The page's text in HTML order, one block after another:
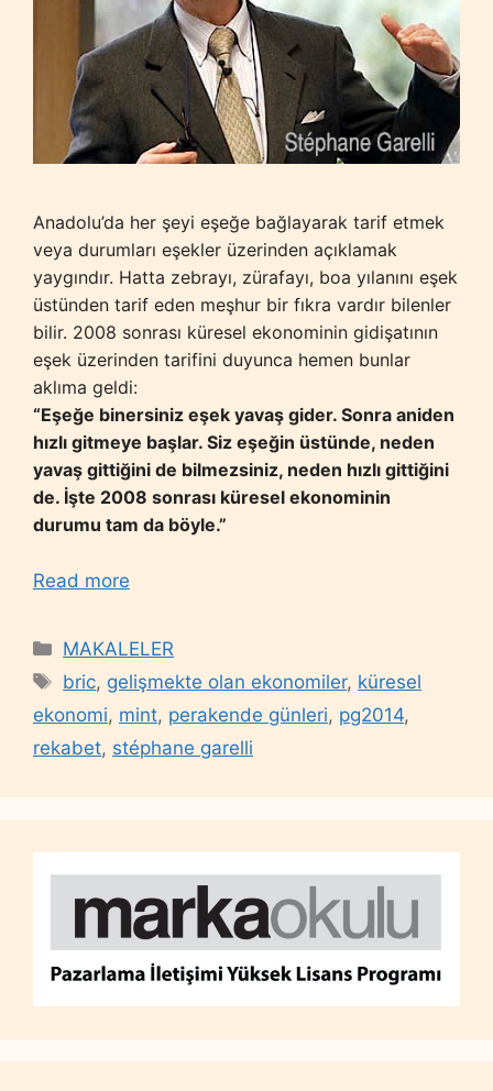
Anadolu’da her şeyi eşeğe bağlayarak tarif etmek
veya durumları eşekler üzerinden açıklamak
yaygındır. Hatta zebrayı, zürafayı, boa yılanını eşek
üstünden tarif eden meşhur bir fıkra vardır bilenler
bilir. 2008 sonrası küresel ekonominin gidişatının
eşek üzerinden tarifini duyunca hemen bunlar
aklıma geldi:
“Eşeğe binersiniz eşek yavaş gider. Sonra aniden
hızlı gitmeye başlar. Siz eşeğin üstünde, neden
yavaş gittiğini de bilmezsiniz, neden hızlı gittiğini
de. İşte 2008 sonrası küresel ekonominin
durumu tam da böyle.”
Read more
Categories
MAKALELER
Tags
bric, gelişmekte olan ekonomiler, küresel
ekonomi, mint, perakende günleri, pg2014,
rekabet, stéphane garelli